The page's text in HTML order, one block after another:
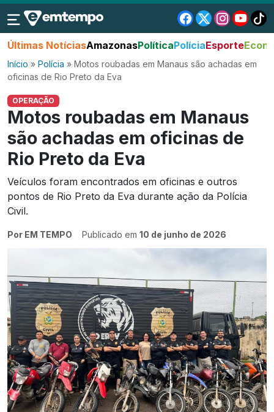
Últimas NotíciasAmazonasPolíticaPolíciaEsporte
Início » Polícia » Motos roubadas em Manaus são achadas em
oficinas de Rio Preto da Eva
OPERAÇÃO
Motos roubadas em Manaus
são achadas em oficinas de
Rio Preto da Eva
Veículos foram encontrados em oficinas e outros
pontos de Rio Preto da Eva durante ação da Polícia
Civil.
Por EM TEMPO Publicado em 10 de junho de 2026